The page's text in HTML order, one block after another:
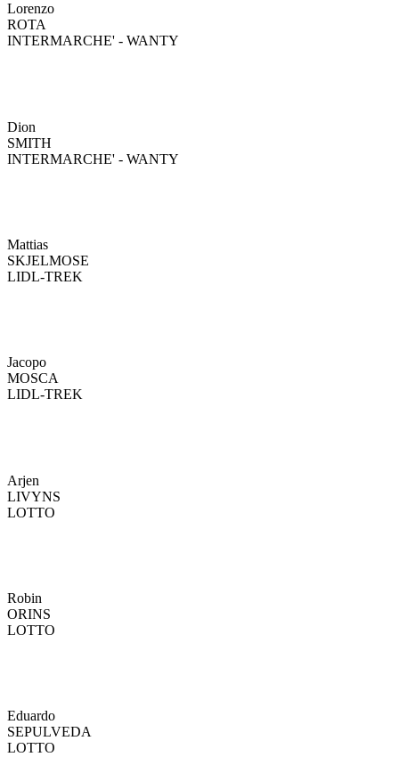
Lorenzo
ROTA
INTERMARCHE' - WANTY
Dion
SMITH
INTERMARCHE' - WANTY
Mattias
SKJELMOSE
LIDL-TREK
Jacopo
MOSCA
LIDL-TREK
Arjen
LIVYNS
LOTTO
Robin
ORINS
LOTTO
Eduardo
SEPULVEDA
LOTTO